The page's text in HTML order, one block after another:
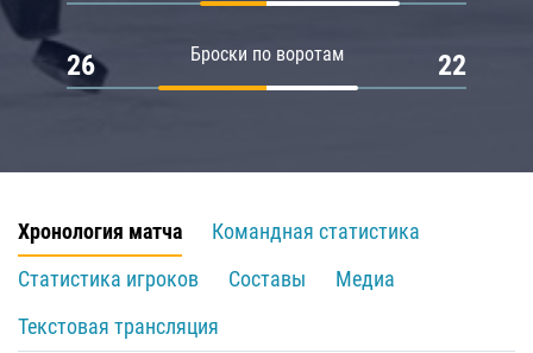
Броски по воротам
26 22
Хронология матча
Командная статистика
Статистика игроков
Составы
Медиа
Текстовая трансляция